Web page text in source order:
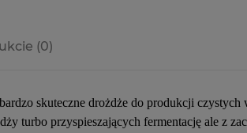
(0)
skuteczne drożdże do produkcji
turbo przyspieszających fermentację ale z